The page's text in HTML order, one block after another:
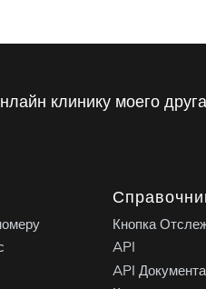
клинику моего друга
Кнопка
API
API